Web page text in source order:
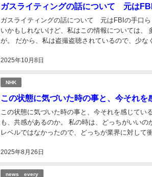
ガスライティングの話について 元は
2025年10月8日
ガスライティングの話について 元はFBIの手口
いかもしれないけど、私はこの情報については、
が。 だから、私は盗撮盗聴されているので、少なくとも、その頃にいた日本の業界人たちは 知っ
NHK
この状態に気づいた時の事と、今それを
2025年8月26日
この状態に気づいた時の事と、今それを感じてい
も、共感があるのか。 私の時は、どっちがいいのかわからないけど、コロナとかワクチンの実態
レベルではなかったので、どっちが業界に対して衝撃を受け
news every